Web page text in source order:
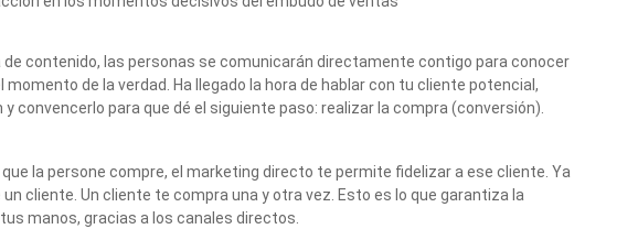
contenido, las personas se comunicarán directamente contigo para conocer
de la verdad. Ha llegado la hora de hablar con tu cliente potencial,
convencerlo para que dé el siguiente paso: realizar la compra (conversión).
la persone compre, el marketing directo te permite fidelizar a ese cliente. Ya
cliente. Un cliente te compra una y otra vez. Esto es lo que garantiza la
manos, gracias a los canales directos.